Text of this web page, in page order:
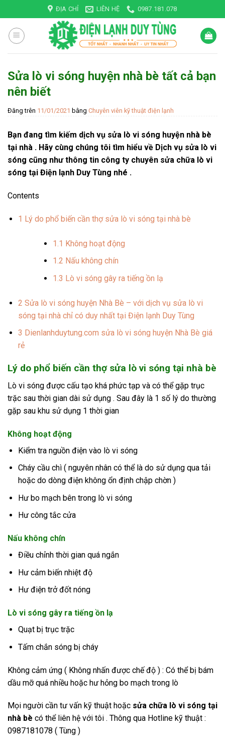
to
content
ĐỊA CHỈ LIÊN HỆ 0987.181.078
Sửa lò vi sóng huyện nhà bè tất cả bạn
nên biết
Đăng trên 11/01/2021 bằng Chuyên viên kỹ thuật điện lạnh
Bạn đang tìm kiếm dịch vụ sửa lò vi sóng huyện nhà bè
tại nhà . Hãy cùng chúng tôi tìm hiểu về Dịch vụ sửa lò vi
sóng cũng như thông tin công ty chuyên sửa chữa lò vi
sóng tại Điện lạnh Duy Tùng nhé .
Contents
1 Lý do phổ biến cần thợ sửa lò vi sóng tại nhà bè
1.1 Không hoạt động
1.2 Nấu không chín
1.3 Lò vi sóng gây ra tiếng ồn lạ
2 Sửa lò vi sóng huyện Nhà Bè – với dịch vụ sửa lò vi
sóng tại nhà chỉ có duy nhất tại Điện lạnh Duy Tùng
3 Dienlanhduytung.com sửa lò vi sóng huyện Nhà Bè giá
rẻ
Lý do phổ biến cần thợ sửa lò vi sóng tại nhà bè
Lò vi sóng được cấu tạo khá phức tạp và có thể gặp trục
trặc sau thời gian dài sử dụng . Sau đây là 1 số lý do thường
gặp sau khu sử dụng 1 thời gian
Không hoạt động
Kiểm tra nguồn điện vào lò vi sóng
Cháy cầu chì ( nguyên nhân có thể là do sử dụng qua tải
hoặc do dòng điện không ổn định chập chờn )
Hư bo mạch bên trong lò vi sóng
Hư công tắc cửa
Nấu không chín
Điều chỉnh thời gian quá ngắn
Hư cảm biến nhiệt độ
Hư điện trở đốt nóng
Lò vi sóng gây ra tiếng ồn lạ
Quạt bị trục trặc
Tấm chắn sóng bị cháy
Không cảm ứng ( Không nhấn được chế độ ) : Có thể bị bám
dầu mỡ quá nhiều hoặc hư hỏng bo mạch trong lò
Mọi người cần tư vấn kỹ thuật hoặc sửa chữa lò vi sóng tại
nhà bè có thể liên hệ với tôi . Thông qua Hotline kỹ thuật :
0987181078 ( Tùng )